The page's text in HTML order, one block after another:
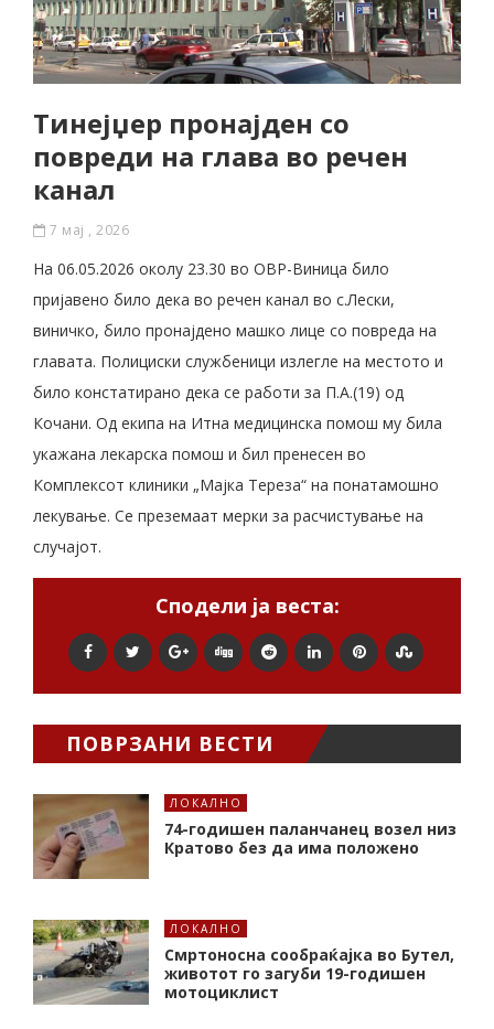
Тинејџер пронајден со
повреди на глава во речен
канал
7 мај , 2026
На 06.05.2026 околу 23.30 во ОВР-Виница било
пријавено било дека во речен канал во с.Лески,
виничко, било пронајдено машко лице со повреда на
главата. Полициски службеници излегле на местото и
било констатирано дека се работи за П.А.(19) од
Кочани. Од екипа на Итна медицинска помош му била
укажана лекарска помош и бил пренесен во
Комплексот клиники „Мајка Тереза“ на понатамошно
лекување. Се преземаат мерки за расчистување на
случајот.
Сподели ја веста:
ПОВРЗАНИ ВЕСТИ
ЛОКАЛНО
74-годишен паланчанец возел низ
Кратово без да има положено
ЛОКАЛНО
Смртоносна сообраќајка во Бутел,
животот го загуби 19-годишен
мотоциклист